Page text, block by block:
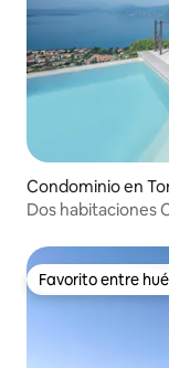
Condominio en
Dos habitaciones
Favorito entre
Favorito entre